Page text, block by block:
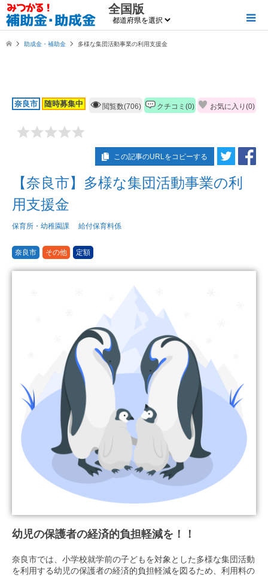
全国版
助成金・補助金 多様な集団活動事業の利用支援金
奈良市 随時募集中 閲覧数(706) クチコミ(0) お気に入り(0)
この記事のURLをコピーする
【奈良市】多様な集団活動事業の利
用支援金
保育所・幼稚園課 給付保育料係
奈良市 その他 定額
幼児の保護者の経済的負担軽減を！！
奈良市では、小学校就学前の子どもを対象とした多様な集団活動
を利用する幼児の保護者の経済的負担軽減を図るため、利用料の